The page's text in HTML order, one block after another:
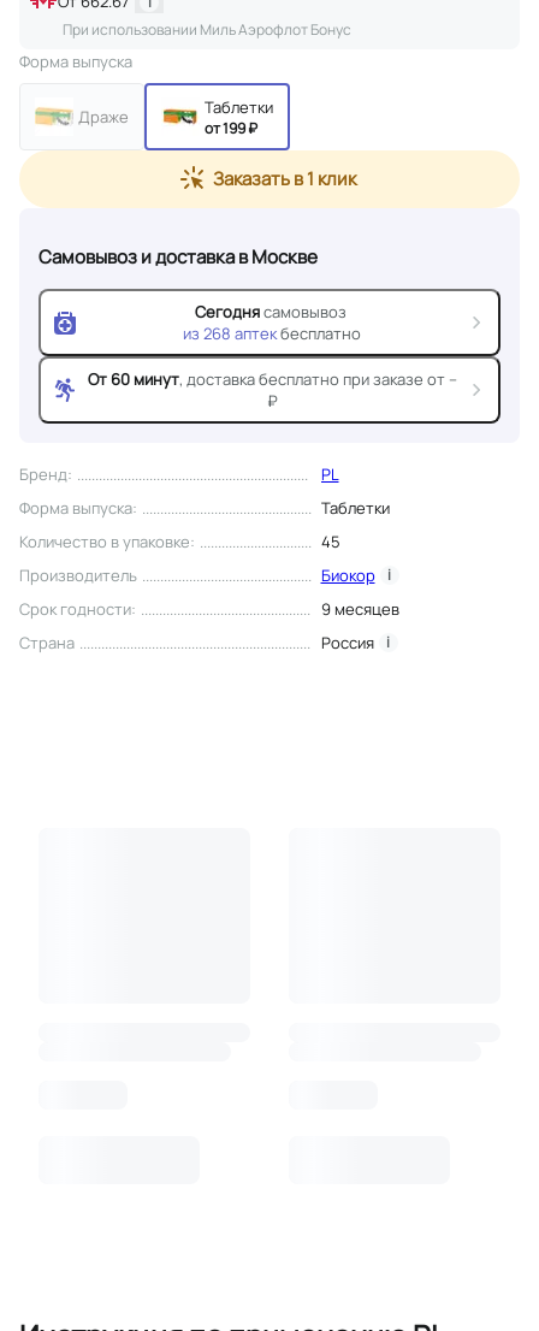
Бренд:
PL
Форма выпуска:
Таблетки
Количество в упаковке:
45
Производитель
Биокор i
Срок годности:
9 месяцев
Страна
Россия i
При использовании Миль Аэрофлот Бонус
Форма выпуска
Драже Таблетки
от 199 ₽
Заказать в 1 клик
Самовывоз и доставкав Москве
Сегоднясамовывоз
из 268 аптекбесплатно
От 60 минут, доставкабесплатно при заказе от --
₽